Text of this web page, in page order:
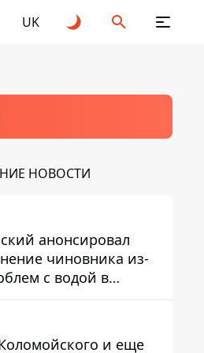
UK
НОВОСТИ
анонсировал
чиновника из-
с водой в
и еще